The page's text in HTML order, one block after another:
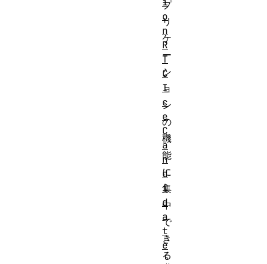
プ
リ
ケ
ー
シ
ョ
ン
の
機
能
に
集
中
で
き
る
o
n
R
T
C
I
c
e
C
a
n
d
i
d
a
t
e